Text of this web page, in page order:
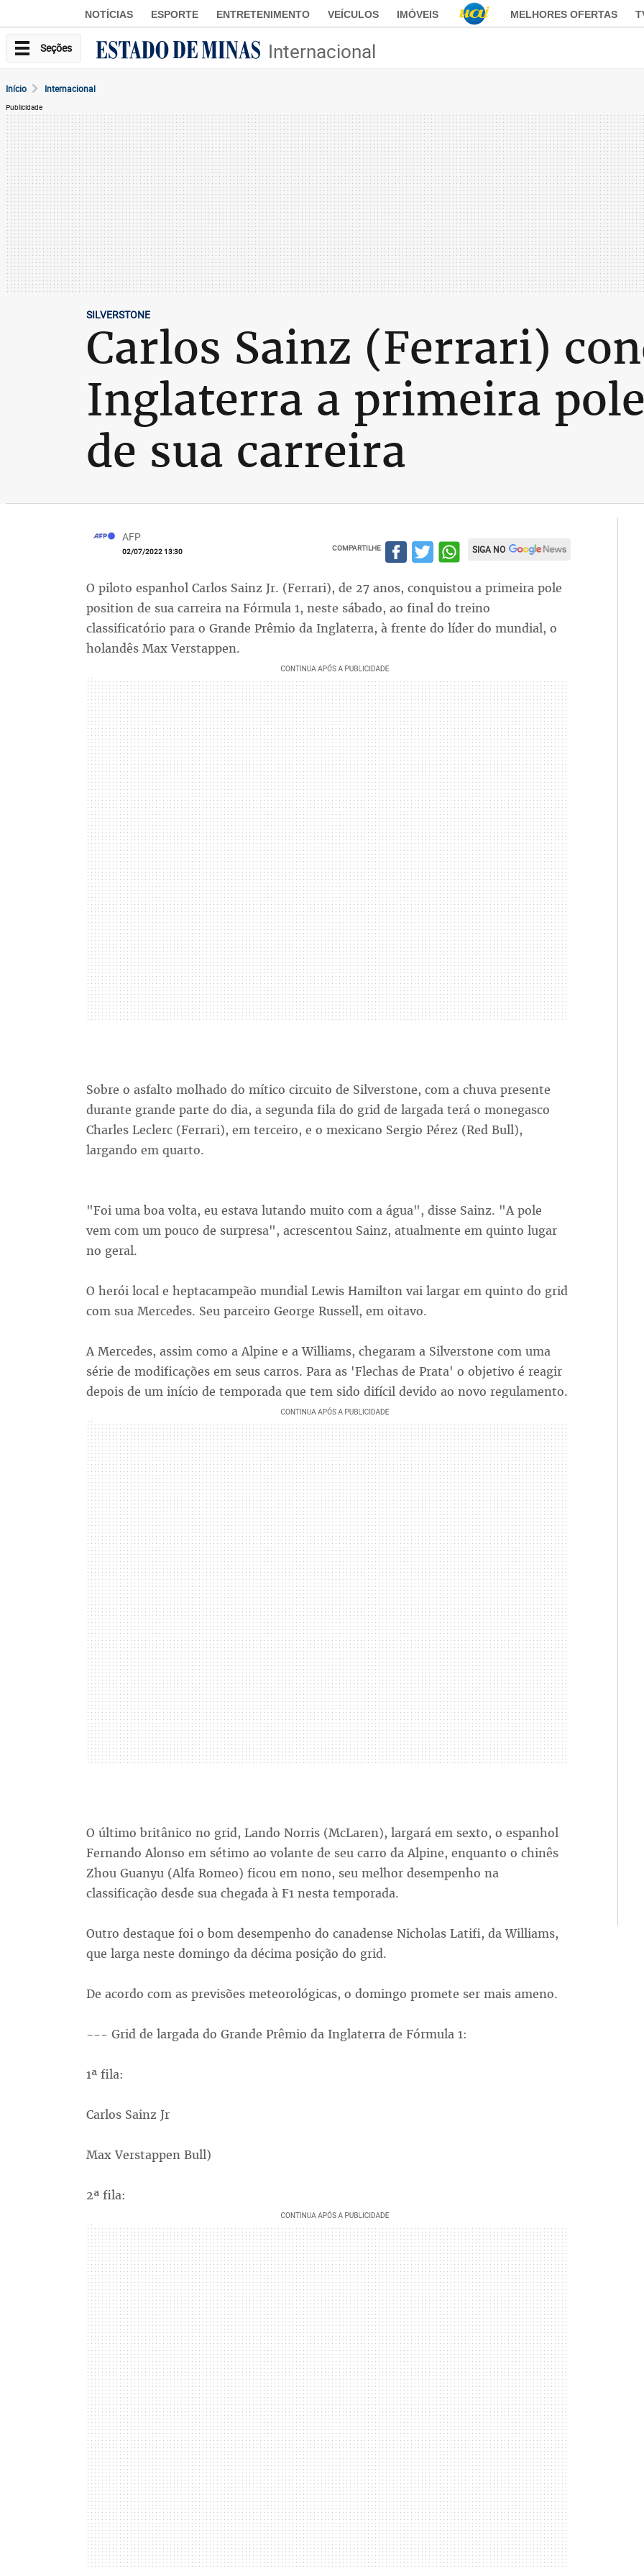
NOTÍCIAS ESPORTE ENTRETENIMENTO VEÍCULOS IMÓVEIS MELHORES OFERTAS
Seções Internacional
Início Internacional
Publicidade
SILVERSTONE
Carlos Sainz (Ferrari)
Inglaterra a primeira
de sua carreira
AFP
02/07/2022 13:30 COMPARTILHE SIGA NO
O piloto espanhol Carlos Sainz Jr. (Ferrari), de 27 anos, conquistou a primeira pole
position de sua carreira na Fórmula 1, neste sábado, ao final do treino
classificatório para o Grande Prêmio da Inglaterra, à frente do líder do mundial, o
holandês Max Verstappen.
Sobre o asfalto molhado do mítico circuito de Silverstone, com a chuva presente
durante grande parte do dia, a segunda fila do grid de largada terá o monegasco
Charles Leclerc (Ferrari), em terceiro, e o mexicano Sergio Pérez (Red Bull),
largando em quarto.
"Foi uma boa volta, eu estava lutando muito com a água", disse Sainz. "A pole
vem com um pouco de surpresa", acrescentou Sainz, atualmente em quinto lugar
no geral.
O herói local e heptacampeão mundial Lewis Hamilton vai largar em quinto do grid
com sua Mercedes. Seu parceiro George Russell, em oitavo.
A Mercedes, assim como a Alpine e a Williams, chegaram a Silverstone com uma
série de modificações em seus carros. Para as 'Flechas de Prata' o objetivo é reagir
depois de um início de temporada que tem sido difícil devido ao novo regulamento.
O último britânico no grid, Lando Norris (McLaren), largará em sexto, o espanhol
Fernando Alonso em sétimo ao volante de seu carro da Alpine, enquanto o chinês
Zhou Guanyu (Alfa Romeo) ficou em nono, seu melhor desempenho na
classificação desde sua chegada à F1 nesta temporada.
Outro destaque foi o bom desempenho do canadense Nicholas Latifi, da Williams,
que larga neste domingo da décima posição do grid.
De acordo com as previsões meteorológicas, o domingo promete ser mais ameno.
--- Grid de largada do Grande Prêmio da Inglaterra de Fórmula 1:
1ª fila:
Carlos Sainz Jr
Max Verstappen Bull)
2ª fila: